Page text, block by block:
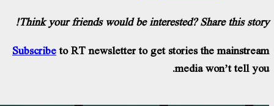
Think your friends would be interested? Share this
Subscribeto RT newsletter to get stories the
media won’t tell